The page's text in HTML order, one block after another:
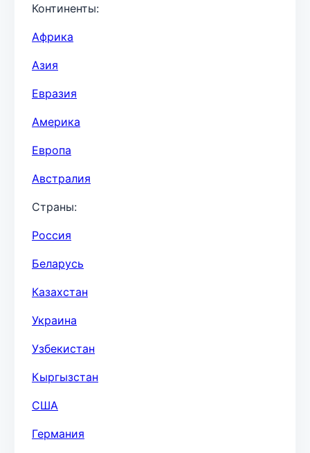
Континенты:
Африка
Азия
Евразия
Америка
Европа
Австралия
Страны:
Россия
Беларусь
Казахстан
Украина
Узбекистан
Кыргызстан
США
Германия